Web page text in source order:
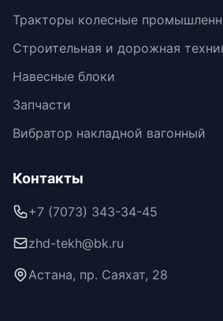
Тракторы колесные
Строительная и дорожная
Навесные блоки
Запчасти
Вибратор накладной вагонный
Контакты
+7 (7073) 343-34-45
zhd-tekh@bk.ru
Астана, пр. Саяхат, 28